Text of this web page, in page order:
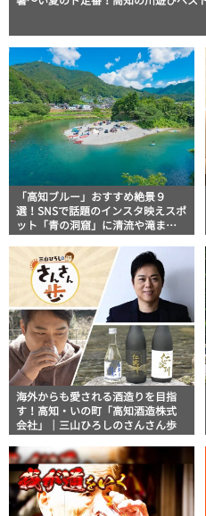
「高知ブルー」おすすめ絶景９
選！SNSで話題のインスタ映えスポ
ット「青の洞窟」に清流や滝まで
海外からも愛される酒造りを目指
す！高知・いの町「高知酒造株式
会社」｜三山ひろしのさんさん歩